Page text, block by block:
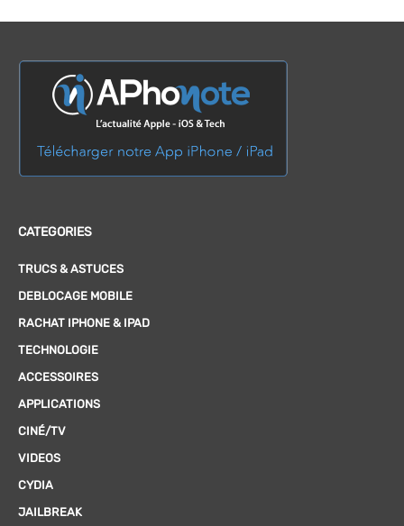
CATEGORIES
TRUCS & ASTUCES
DEBLOCAGE MOBILE
RACHAT IPHONE & IPAD
TECHNOLOGIE
ACCESSOIRES
APPLICATIONS
CINÉ/TV
VIDEOS
CYDIA
JAILBREAK